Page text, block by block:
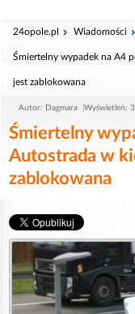
24opole.pl Wiadomości
Śmiertelny wypadek na A4
jest zablokowana
Autor: Dagmara Wyświetleń:
Śmiertelny
Autostrada w
zablokowana